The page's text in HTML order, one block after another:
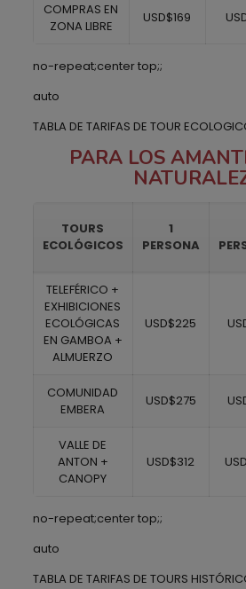
COMPRAS EN
ZONA LIBRE
USD$169
no-repeat;center top;;
auto
TABLA DE TARIFAS DE TOUR
PARA LOS
TOURS
ECOLÓGICOS
1
PERSONA
TELEFÉRICO +
EXHIBICIONES
ECOLÓGICAS
EN GAMBOA +
ALMUERZO
USD$225
COMUNIDAD
EMBERA
USD$275
VALLE DE
ANTON +
CANOPY
USD$312
no-repeat;center top;;
auto
TABLA DE TARIFAS DE TOURS